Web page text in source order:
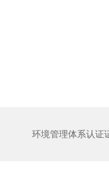
环境管理体系认证